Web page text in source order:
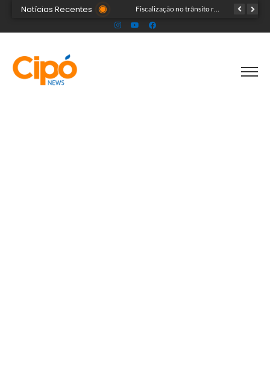
Notícias Recentes TRAGÉDIA: helicóptero cai e mata quatro pessoas; vítimas eram turistas